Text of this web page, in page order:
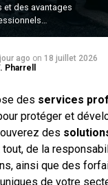
et des avantages
ago on 18 juillet 2026
Pharrell
des services
protéger et
des
de la
ainsi que des
de votre